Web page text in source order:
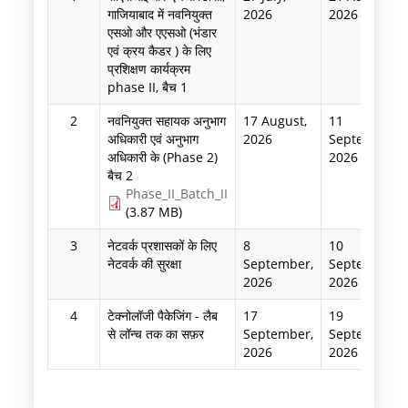
गाजियाबाद में नवनियुक्त
एसओ और एएसओ (भंडार
एवं क्रय कैडर ) के लिए
प्रशिक्षण कार्यक्रम
phase II, बैच 1
2026
2026
2
नवनियुक्त सहायक अनुभाग
अधिकारी एवं अनुभाग
अधिकारी के (Phase 2)
बैच 2
Phase_II_Batch_II
(3.87 MB)
17 August,
2026
11
September,
2026
3
नेटवर्क प्रशासकों के लिए
नेटवर्क की सुरक्षा
8
September,
2026
10
September,
2026
4
टेक्नोलॉजी पैकेजिंग - लैब
से लॉन्च तक का सफ़र
17
September,
2026
19
September,
2026